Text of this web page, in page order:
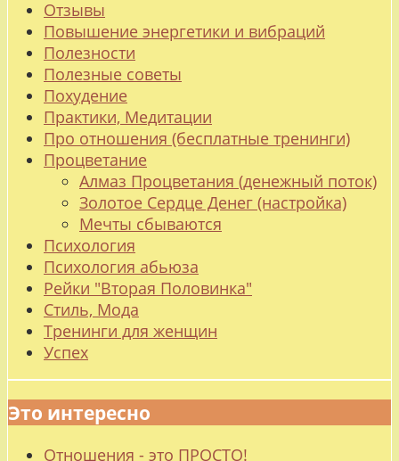
Отзывы
Повышение энергетики и вибраций
Полезности
Полезные советы
Похудение
Практики, Медитации
Про отношения (бесплатные тренинги)
Процветание
Алмаз Процветания (денежный поток)
Золотое Сердце Денег (настройка)
Мечты сбываются
Психология
Психология абьюза
Рейки "Вторая Половинка"
Стиль, Мода
Тренинги для женщин
Успех
Это интересно
Отношения - это ПРОСТО!